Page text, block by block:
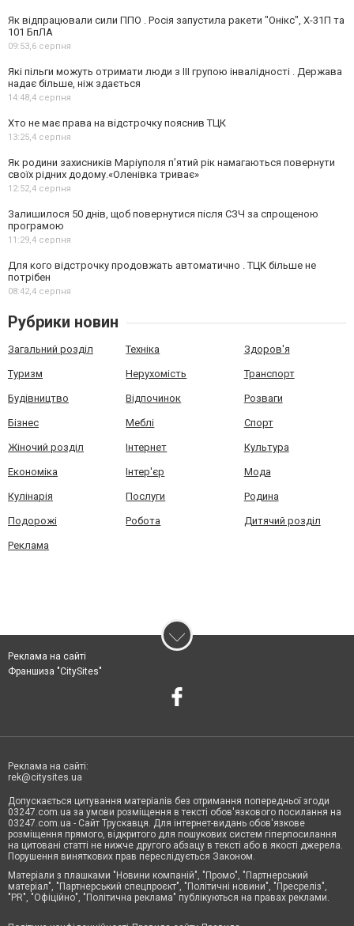
Як відпрацювали сили ППО . Росія запустила ракети "Онікс", Х-31П та
101 БпЛА
09:53, 6 серпня
Які пільги можуть отримати люди з III групою інвалідності . Держава
надає більше, ніж здається
14:48, 4 серпня
Хто не має права на відстрочку пояснив ТЦК
13:25, 4 серпня
Як родини захисників Маріуполя пʼятий рік намагаються повернути
своїх рідних додому.«Оленівка триває»
12:52, 4 серпня
Залишилося 50 днів, щоб повернутися після СЗЧ за спрощеною
програмою
11:29, 4 серпня
Для кого відстрочку продовжать автоматично . ТЦК більше не
потрібен
08:42, 4 серпня
Рубрики новин
Загальний розділ Техніка Здоров'я
Туризм Нерухомість Транспорт
Будівництво Відпочинок Розваги
Бізнес Меблі Спорт
Жіночий розділ Інтернет Культура
Економіка Інтер'єр Мода
Кулінарія Послуги Родина
Подорожі Робота Дитячий розділ
Реклама
Реклама на сайті
Франшиза "CitySites"
Реклама на сайті:
rek@citysites.ua
Допускається цитування матеріалів без отримання попередньої згоди
03247.com.ua за умови розміщення в тексті обов'язкового посилання на
03247.com.ua - Сайт Трускавця. Для інтернет-видань обов'язкове
розміщення прямого, відкритого для пошукових систем гіперпосилання
на цитовані статті не нижче другого абзацу в тексті або в якості джерела.
Порушення виняткових прав переслідується Законом.
Матеріали з плашками "Новини компаній", "Промо", "Партнерський
матеріал", "Партнерський спецпроєкт", "Політичні новини", "Пресреліз",
"PR", "Офіційно", "Політична реклама" публікуються на правах реклами.